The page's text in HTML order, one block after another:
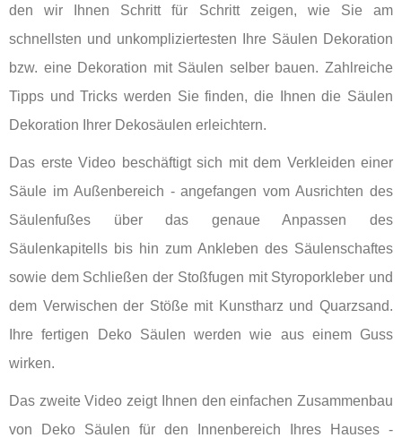
den wir Ihnen Schritt für Schritt zeigen, wie Sie am
schnellsten und unkompliziertesten Ihre Säulen Dekoration
bzw. eine Dekoration mit Säulen selber bauen. Zahlreiche
Tipps und Tricks werden Sie finden, die Ihnen die Säulen
Dekoration Ihrer Dekosäulen erleichtern.
Das erste Video beschäftigt sich mit dem Verkleiden einer
Säule im Außenbereich - angefangen vom Ausrichten des
Säulenfußes über das genaue Anpassen des
Säulenkapitells bis hin zum Ankleben des Säulenschaftes
sowie dem Schließen der Stoßfugen mit Styroporkleber und
dem Verwischen der Stöße mit Kunstharz und Quarzsand.
Ihre fertigen Deko Säulen werden wie aus einem Guss
wirken.
Das zweite Video zeigt Ihnen den einfachen Zusammenbau
von Deko Säulen für den Innenbereich Ihres Hauses -